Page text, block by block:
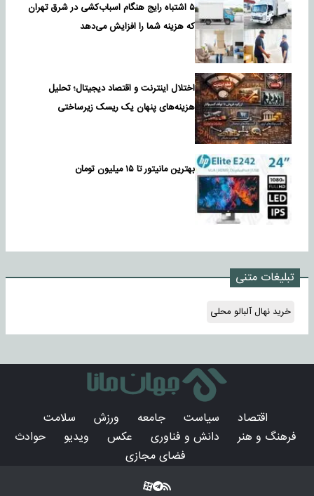
۵ اشتباه رایج هنگام اسباب‌کشی در شرق تهران
که هزینه شما را افزایش می‌دهد
اختلال اینترنت و اقتصاد دیجیتال؛ تحلیل
هزینه‌های پنهان یک ریسک زیرساختی
بهترین مانیتور تا ۱۵ میلیون تومان
تبلیغات متنی
خرید نهال آلبالو محلی
اقتصاد سیاست جامعه ورزش
سلامت
فرهنگ و هنر
دانش و فناوری عکس ویدیو
حوادث
فضای مجازی